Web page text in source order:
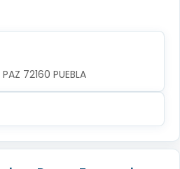
72160 PUEBLA